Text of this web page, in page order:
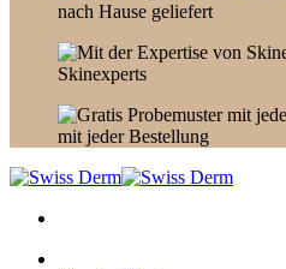
nach Hause geliefert
Skinexperts
mit jeder Bestellung